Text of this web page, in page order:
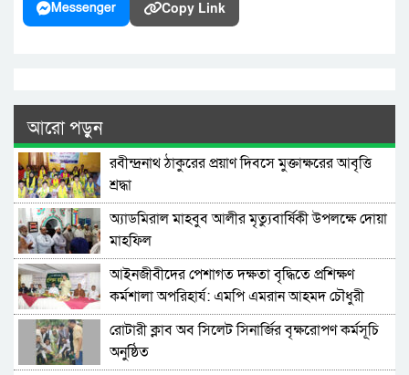
Messenger Copy Link
আরো পড়ুন
রবীন্দ্রনাথ ঠাকুরের প্রয়াণ দিবসে মুক্তাক্ষরের আবৃত্তি
শ্রদ্ধা
অ্যাডমিরাল মাহবুব আলীর মৃত্যুবার্ষিকী উপলক্ষে দোয়া
মাহফিল
‎আইনজীবীদের পেশাগত দক্ষতা বৃদ্ধিতে প্রশিক্ষণ
কর্মশালা অপরিহার্য: এমপি এমরান আহমদ চৌধুরী
রোটারী ক্লাব অব সিলেট সিনার্জির বৃক্ষরোপণ কর্মসূচি
অনুষ্ঠিত